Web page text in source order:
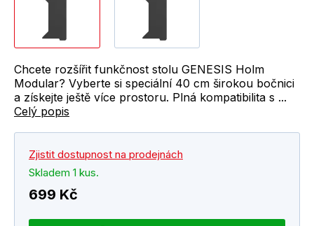
Chcete rozšířit funkčnost stolu GENESIS Holm
Modular? Vyberte si speciální 40 cm širokou bočnici
a získejte ještě více prostoru. Plná kompatibilita s ...
Celý popis
Zjistit dostupnost na prodejnách
Skladem 1 kus.
699 Kč